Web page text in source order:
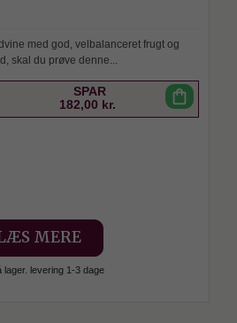
med god, velbalanceret frugt og
skal du prøve denne...
SPAR
182,00 kr.
shopping_bag
MERE
lager. levering 1-3 dage